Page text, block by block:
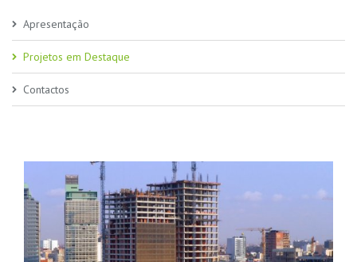
Apresentação
Projetos em Destaque
Contactos